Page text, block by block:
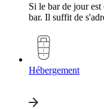
Si le bar de jour est
bar. Il suffit de
Hébergement